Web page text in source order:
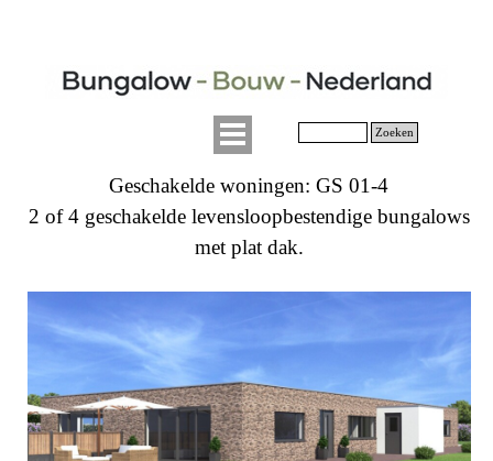
Zoeken
Geschakelde woningen: GS 01-4
2 of 4 geschakelde levensloopbestendige bungalows
met plat dak.